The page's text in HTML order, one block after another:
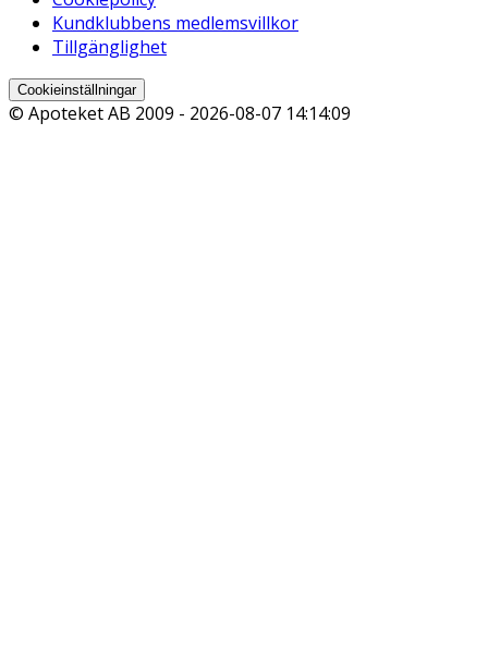
Kundklubbens medlemsvillkor
Tillgänglighet
Cookieinställningar
© Apoteket AB 2009 - 2026-08-07 14:14:09